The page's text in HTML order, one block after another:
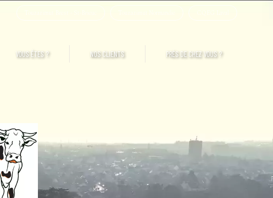
VOUS ÊTES ? NOS CLIENTS PRÈS DE CHEZ VOUS ?